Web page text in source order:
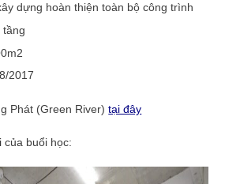
dựng hoàn thiện toàn bộ công trình
tầng
2017
Phát (Green River) tại đây
của buổi học: